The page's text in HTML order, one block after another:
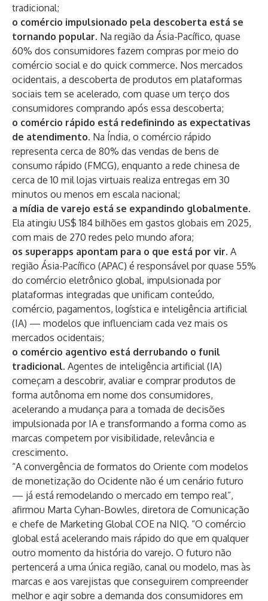
tradicional;
o comércio impulsionado pela descoberta está se
tornando popular. Na região da Ásia-Pacífico, quase
60% dos consumidores fazem compras por meio do
comércio social e do quick commerce. Nos mercados
ocidentais, a descoberta de produtos em plataformas
sociais tem se acelerado, com quase um terço dos
consumidores comprando após essa descoberta;
o comércio rápido está redefinindo as expectativas
de atendimento. Na Índia, o comércio rápido
representa cerca de 80% das vendas de bens de
consumo rápido (FMCG), enquanto a rede chinesa de
cerca de 10 mil lojas virtuais realiza entregas em 30
minutos ou menos em escala nacional;
a mídia de varejo está se expandindo globalmente.
Ela atingiu US$ 184 bilhões em gastos globais em 2025,
com mais de 270 redes pelo mundo afora;
os superapps apontam para o que está por vir. A
região Ásia-Pacífico (APAC) é responsável por quase 55%
do comércio eletrônico global, impulsionada por
plataformas integradas que unificam conteúdo,
comércio, pagamentos, logística e inteligência artificial
(IA) — modelos que influenciam cada vez mais os
mercados ocidentais;
o comércio agentivo está derrubando o funil
tradicional. Agentes de inteligência artificial (IA)
começam a descobrir, avaliar e comprar produtos de
forma autônoma em nome dos consumidores,
acelerando a mudança para a tomada de decisões
impulsionada por IA e transformando a forma como as
marcas competem por visibilidade, relevância e
crescimento.
“A convergência de formatos do Oriente com modelos
de monetização do Ocidente não é um cenário futuro
— já está remodelando o mercado em tempo real”,
afirmou Marta Cyhan-Bowles, diretora de Comunicação
e chefe de Marketing Global COE na NIQ. “O comércio
global está acelerando mais rápido do que em qualquer
outro momento da história do varejo. O futuro não
pertencerá a uma única região, canal ou modelo, mas às
marcas e aos varejistas que conseguirem compreender
melhor e agir sobre a demanda dos consumidores em